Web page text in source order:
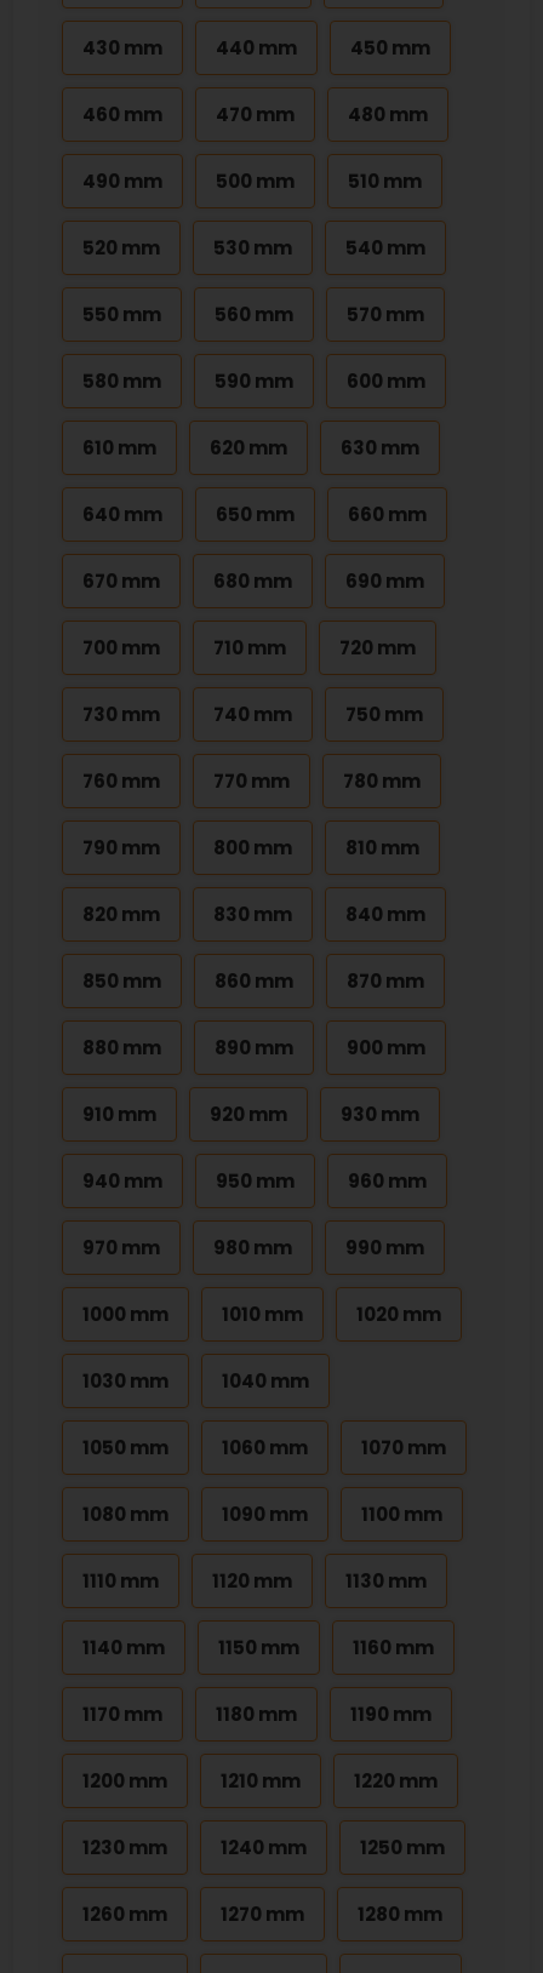
430 mm 440 mm 450 mm
460 mm 470 mm 480 mm
490 mm 500 mm 510 mm
520 mm 530 mm 540 mm
550 mm 560 mm 570 mm
580 mm 590 mm 600 mm
610 mm 620 mm 630 mm
640 mm 650 mm 660 mm
670 mm 680 mm 690 mm
700 mm 710 mm 720 mm
730 mm 740 mm 750 mm
760 mm 770 mm 780 mm
790 mm 800 mm 810 mm
820 mm 830 mm 840 mm
850 mm 860 mm 870 mm
880 mm 890 mm 900 mm
910 mm 920 mm 930 mm
940 mm 950 mm 960 mm
970 mm 980 mm 990 mm
1000 mm 1010 mm 1020 mm
1030 mm 1040 mm
1050 mm 1060 mm 1070 mm
1080 mm 1090 mm 1100 mm
1110 mm 1120 mm 1130 mm
1140 mm 1150 mm 1160 mm
1170 mm 1180 mm 1190 mm
1200 mm 1210 mm 1220 mm
1230 mm 1240 mm 1250 mm
1260 mm 1270 mm 1280 mm